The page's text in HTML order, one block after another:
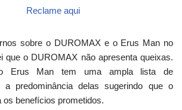
sobre o DUROMAX e o Erus Man no
que o DUROMAX não apresenta queixas.
Erus Man tem uma ampla lista de
a predominância delas sugerindo que o
os benefícios prometidos.